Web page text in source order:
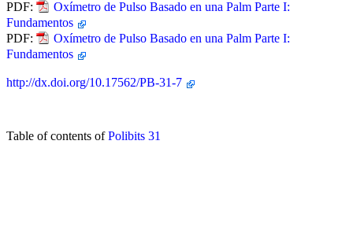
PDF:
Oxímetro de Pulso Basado en una Palm Parte I:
Fundamentos
PDF:
Oxímetro de Pulso Basado en una Palm Parte I:
Fundamentos
http://dx.doi.org/10.17562/PB-31-7
Table of contents ofPolibits 31